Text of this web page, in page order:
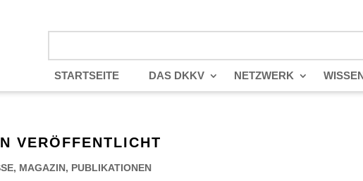
STARTSEITE DAS DKKV NETZWERK
VERÖFFENTLICHT
, MAGAZIN, PUBLIKATIONEN